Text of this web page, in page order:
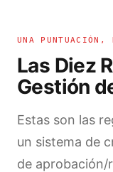
UNA PUNTUACIÓN,
Las Diez
Gestión
Estas son las
un sistema de
de aprobación/